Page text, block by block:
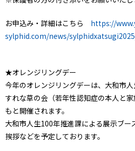
お申込み・詳細はこちら https://
sylphid.com/news/
★オレンジリングデー
今年のオレンジリングデーは、大和市
すれな草の会（若年性認知症の本人と
もと開催されます。
大和市人生100年推進課による展示ブー
挨拶などを予定しております。